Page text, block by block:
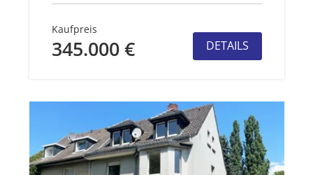
Kaufpreis
345.000 € DETAILS